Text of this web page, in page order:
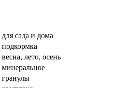
для сада и дома
подкормка
весна, лето, осень
минеральное
гранулы